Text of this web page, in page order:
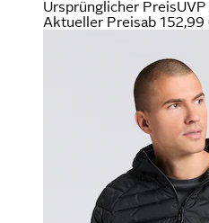
Ursprünglicher Preis
Aktueller Preisab 152,99